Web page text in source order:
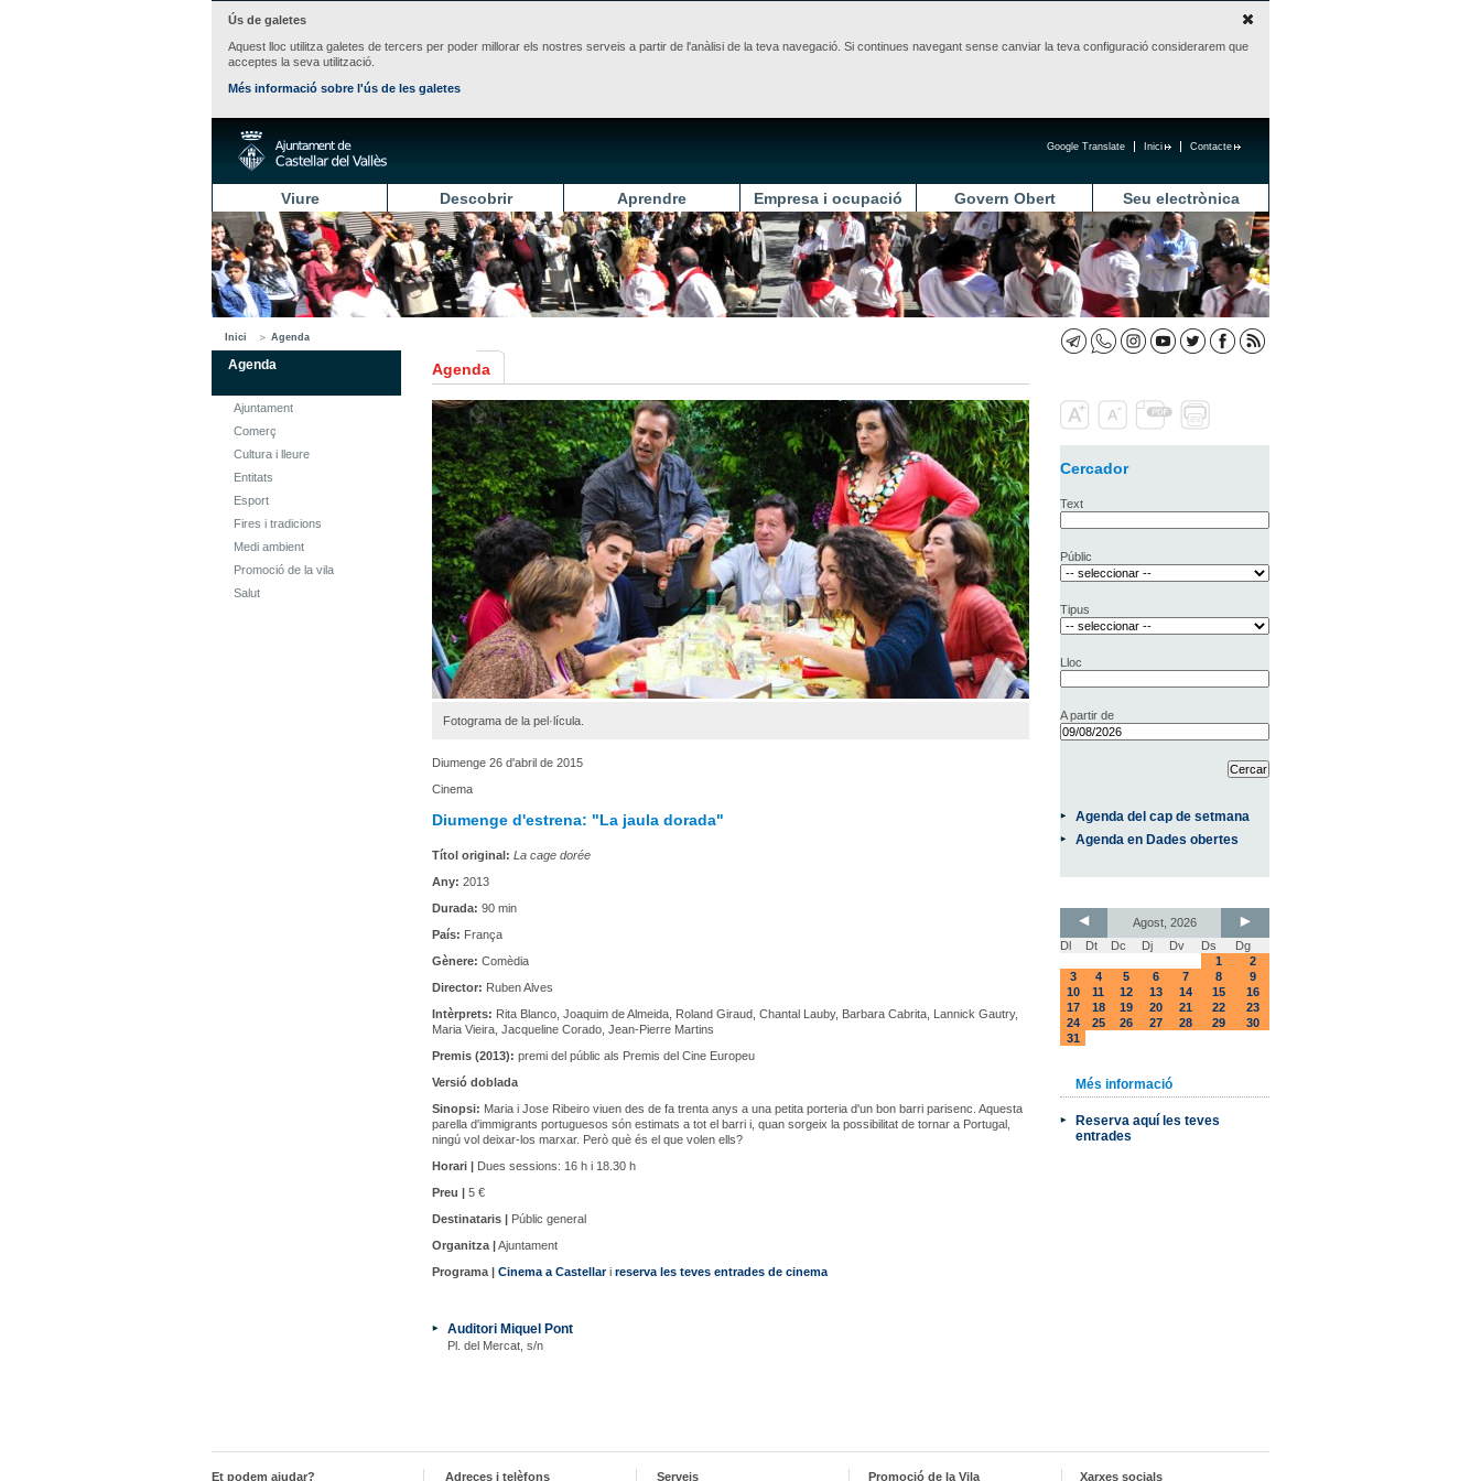
Ús de galetes
Aquest lloc utilitza galetes de tercers per poder millorar els nostres serveis a partir de l'anàlisi de la teva navegació. Si continues navegant sense canviar la teva configuració considerarem que
acceptes la seva utilització.
Més informació sobre l'ús de les galetes
Contacte
Inici
Google Translate
Viure Descobrir Aprendre Empresa i ocupació Govern Obert Seu electrònica
Inici Agenda
Agenda
Ajuntament
Comerç
Cultura i lleure
Entitats
Esport
Fires i tradicions
Medi ambient
Promoció de la vila
Salut
Agenda
Fotograma de la pel·lícula.
Diumenge 26 d'abril de 2015
Cinema
Diumenge d'estrena: "La jaula dorada"
Títol original: La cage dorée
Any: 2013
Durada: 90 min
País: França
Gènere: Comèdia
Director: Ruben Alves
Intèrprets: Rita Blanco, Joaquim de Almeida, Roland Giraud, Chantal Lauby, Barbara Cabrita, Lannick Gautry,
Maria Vieira, Jacqueline Corado, Jean-Pierre Martins
Premis (2013): premi del públic als Premis del Cine Europeu
Versió doblada
Sinopsi: Maria i Jose Ribeiro viuen des de fa trenta anys a una petita porteria d'un bon barri parisenc. Aquesta
parella d'immigrants portuguesos són estimats a tot el barri i, quan sorgeix la possibilitat de tornar a Portugal,
ningú vol deixar-los marxar. Però què és el que volen ells?
Horari | Dues sessions: 16 h i 18.30 h
Preu | 5 €
Destinataris | Públic general
Organitza |Ajuntament
Programa | Cinema a Castellari reserva les teves entrades de cinema
Auditori Miquel Pont
Pl. del Mercat, s/n
Cercador
Text
Públic
Tipus
Lloc
A partir de
Agenda del cap de setmana
Agenda en Dades obertes
Agost, 2026
Dl
Dt Dc Dj Dv Ds
Dg
1
2
3
4 5 6 7 8
9
10
11 12 13 14 15
16
17
18 19 20 21 22
23
24
25 26 27 28 29
30
31
Més informació
Reserva aquí les teves
entrades
Et podem ajudar? Adreces i telèfons Serveis Promoció de la Vila Xarxes socials